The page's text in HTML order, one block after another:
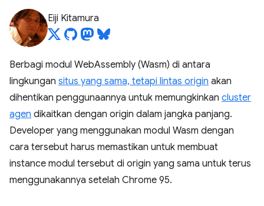
Eiji Kitamura
Berbagi modul WebAssembly (Wasm) di antara
lingkungan situs yang sama, tetapi lintas origin akan
dihentikan penggunaannya untuk memungkinkan cluster
agen dikaitkan dengan origin dalam jangka panjang.
Developer yang menggunakan modul Wasm dengan
cara tersebut harus memastikan untuk membuat
instance modul tersebut di origin yang sama untuk terus
menggunakannya setelah Chrome 95.